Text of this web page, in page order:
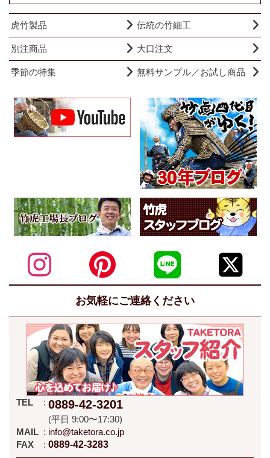
虎竹製品 伝統の竹細工
別注商品 大口注文
季節の特集 無料サンプル／お試し商品
お気軽にご連絡ください
TEL 0889-42-3201
(平日 9:00〜17:30)
MAIL
info@taketora.co.jp
FAX
0889-42-3283